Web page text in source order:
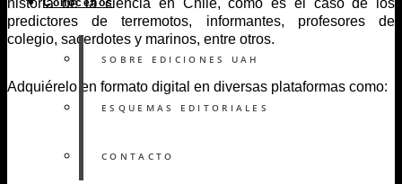
Conócenos
SOBRE EDICIONES UAH
ESQUEMAS EDITORIALES
CONTACTO
predictores de terremotos, informantes, profesores de
colegio, sacerdotes y marinos, entre otros.
Adquiérelo en formato digital en diversas plataformas como: